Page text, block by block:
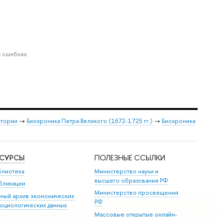
→ Биохроника Петра Великого (1672-1725 гг.) → Биохроника
архив экономических
данных
ПОЛЕЗНЫЕ ССЫЛКИ
Министерство науки и
высшего образования РФ
Министерство просвещения
РФ
Массовые открытые онлайн-